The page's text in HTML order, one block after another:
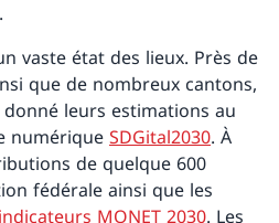
vaste état des lieux. Près de
que de nombreux cantons,
leurs estimations au
numérique SDGital2030. À
de quelque 600
fédérale ainsi que les
MONET 2030. Les